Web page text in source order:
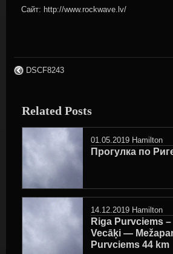
Сайт: http://www.rockwave.lv/
DSCF8243
Related Posts
01.05.2019 Hamilton
Прогулка по
14.12.2019 Hamilton
Riga Purvciems
Vecāķi —
Purvciems 44 km